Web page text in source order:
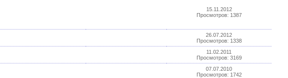
15.11.2012
Просмотров: 1387
26.07.2012
Просмотров: 1338
11.02.2011
Просмотров: 3169
07.07.2010
Просмотров: 1742